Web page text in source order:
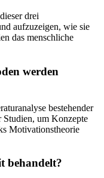
drei
aufzuzeigen, wie sie
das menschliche
werden
bestehender
Studien, um Konzepte
Motivationstheorie
behandelt?